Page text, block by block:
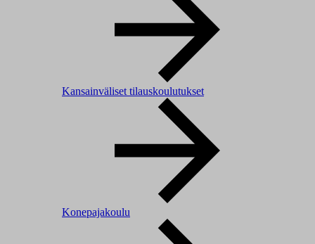
Kansainväliset tilauskoulutukset
Konepajakoulu